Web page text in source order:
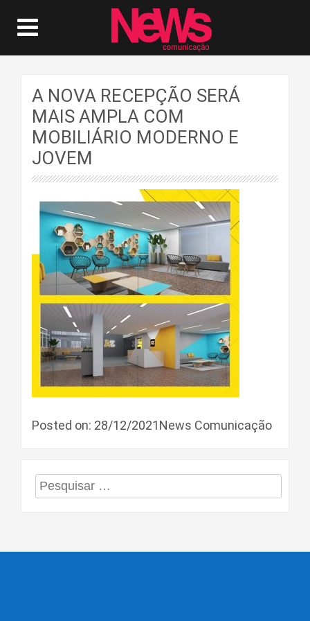
A NOVA RECEPÇÃO SERÁ
MAIS AMPLA COM
MOBILIÁRIO MODERNO E
JOVEM
Posted on: 28/12/2021News Comunicação
Pesquisar
por: